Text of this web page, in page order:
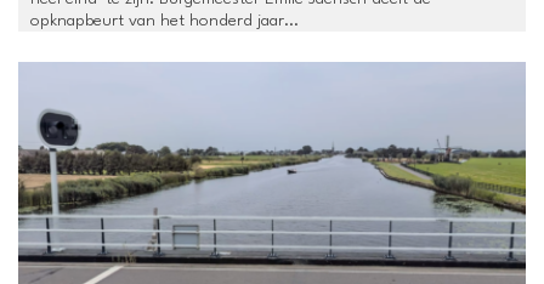
opknapbeurt van het honderd jaar...